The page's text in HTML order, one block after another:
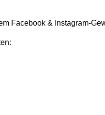
Facebook & Instagram-